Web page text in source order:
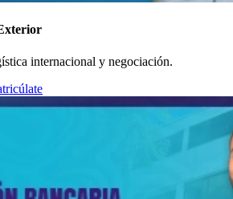
internacional y negociación.